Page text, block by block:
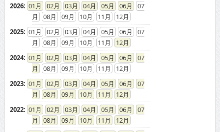
2026: 01 02 03 04 05 06
07
08
09 10 11
12
2025: 01 02 03 04 05 06
07
08
09 10 11
12
2024: 01 02 03 04 05 06
07
08
09 10 11
12
2023: 01 02 03 04 05 06
07
08
09 10 11
12
2022: 01 02 03 04 05 06
07
08
09 10 11
12